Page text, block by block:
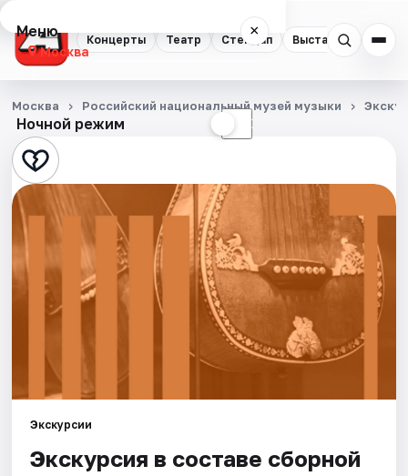
Концерты Театр Стендап Выставки
Меню ×
Москва
Концерты
Театр
Стендап
Выставки
Квесты
Экскурсии
События
Города
Ночной режим ☾
Москва Российский национальный музей музыки
Экскурсии
Экскурсия в составе сборной